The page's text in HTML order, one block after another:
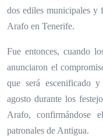
dos ediles municipales y
Arafo en Tenerife.
Fue entonces, cuando
anunciaron el
que será escenificado
agosto durante los
Arafo, confirmándose
patronales de Antigua.